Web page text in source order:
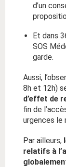
d’un
Et dans
SOS
garde.
Aussi,
8h et 12h)
d’effet de
fin de
urgences le
Par ailleurs,
relatifs à